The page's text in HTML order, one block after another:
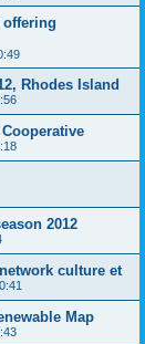
Rhodes Island
2012
culture et
Map